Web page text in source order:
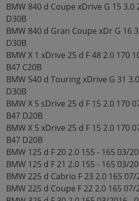
BMW 840 d Coupe xDrive G 15 3.0
D30B
BMW 840 d Gran Coupe xDr G 16
D30B
BMW X 1 xDrive 25 d F 48 2.0 170
B47 C20B
BMW 540 d Touring xDrive G 31
D30B
BMW X 5 sDrive 25 d F 15 2.0 170
B47 D20B
BMW X 5 xDrive 25 d F 15 2.0 170
B47 D20B
BMW 125 d F 20 2.0 155 - 165 03/
BMW 125 d F 21 2.0 155 - 165 03/
BMW 225 d Cabrio F 23 2.0 165
BMW 225 d Coupe F 22 2.0 165 07/